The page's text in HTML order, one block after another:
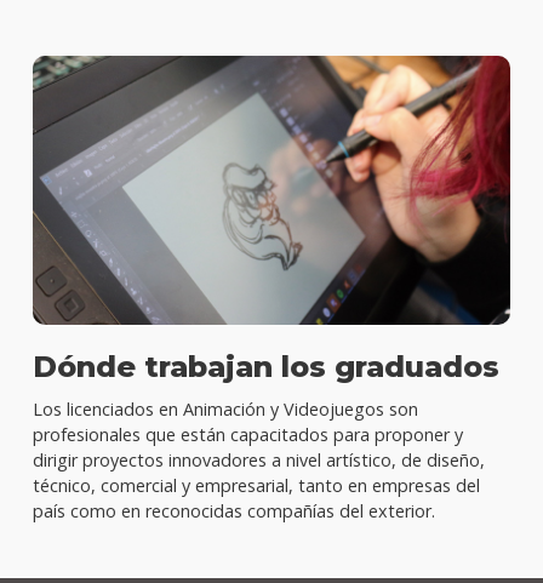
Dónde trabajan los graduados
Los licenciados en Animación y Videojuegos son
profesionales que están capacitados para proponer y
dirigir proyectos innovadores a nivel artístico, de diseño,
técnico, comercial y empresarial, tanto en empresas del
país como en reconocidas compañías del exterior.